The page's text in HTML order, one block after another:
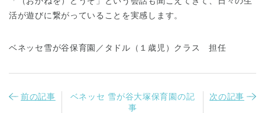
活が遊びに繋がっていることを実感します。
ベネッセ雪が谷保育園／タドル（１歳児）クラス 担任
前の記事
ベネッセ 雪が谷大塚保育園の記
事
次の記事